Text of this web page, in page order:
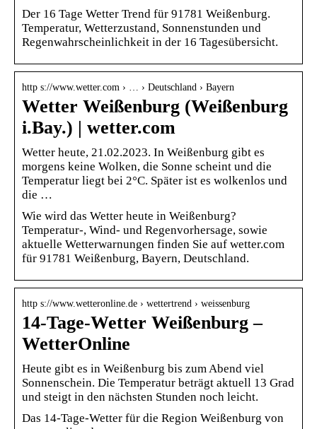
Der 16 Tage Wetter Trend für 91781 Weißenburg.
Temperatur, Wetterzustand, Sonnenstunden und
Regenwahrscheinlichkeit in der 16 Tagesübersicht.
http s://www.wetter.com › … › Deutschland › Bayern
Wetter Weißenburg (Weißenburg
i.Bay.) | wetter.com
Wetter heute, 21.02.2023. In Weißenburg gibt es
morgens keine Wolken, die Sonne scheint und die
Temperatur liegt bei 2°C. Später ist es wolkenlos und
die …
Wie wird das Wetter heute in Weißenburg?
Temperatur-, Wind- und Regenvorhersage, sowie
aktuelle Wetterwarnungen finden Sie auf wetter.com
für 91781 Weißenburg, Bayern, Deutschland.
http s://www.wetteronline.de › wettertrend › weissenburg
14-Tage-Wetter Weißenburg –
WetterOnline
Heute gibt es in Weißenburg bis zum Abend viel
Sonnenschein. Die Temperatur beträgt aktuell 13 Grad
und steigt in den nächsten Stunden noch leicht.
Das 14-Tage-Wetter für die Region Weißenburg von